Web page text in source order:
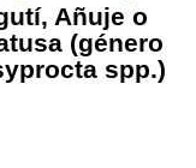
Añuje o
(género
spp.)